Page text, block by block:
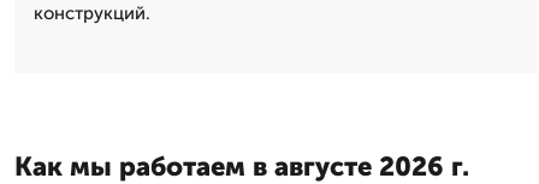
конструкций.
Как мы работаем в августе 2026 г.